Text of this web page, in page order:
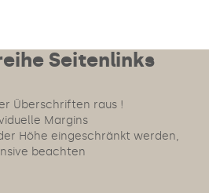
Seitenlinks
Überschriften raus !
Margins
Höhe eingeschränkt werden,
beachten